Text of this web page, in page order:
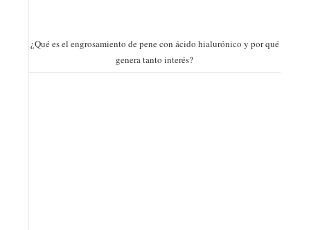
¿Qué es el engrosamiento de pene con ácido hialurónico y por qué
genera tanto interés?